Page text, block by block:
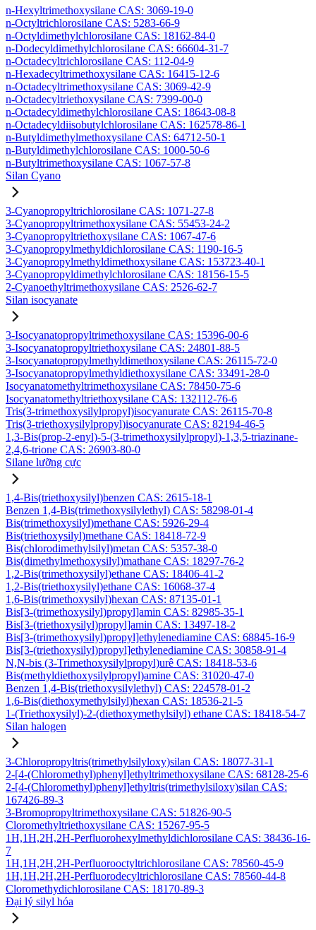
n-Hexyltrimethoxysilane CAS: 3069-19-0
n-Octyltrichlorosilane CAS: 5283-66-9
n-Octyldimethylchlorosilane CAS: 18162-84-0
n-Dodecyldimethylchlorosilane CAS: 66604-31-7
n-Octadecyltrichlorosilane CAS: 112-04-9
n-Hexadecyltrimethoxysilane CAS: 16415-12-6
n-Octadecyltrimethoxysilane CAS: 3069-42-9
n-Octadecyltriethoxysilane CAS: 7399-00-0
n-Octadecyldimethylchlorosilane CAS: 18643-08-8
n-Octadecyldiisobutylchlorosilane CAS: 162578-86-1
n-Butyldimethylmethoxysilane CAS: 64712-50-1
n-Butyldimethylchlorosilane CAS: 1000-50-6
n-Butyltrimethoxysilane CAS: 1067-57-8
Silan Cyano
3-Cyanopropyltrichlorosilane CAS: 1071-27-8
3-Cyanopropyltrimethoxysilane CAS: 55453-24-2
3-Cyanopropyltriethoxysilane CAS: 1067-47-6
3-Cyanopropylmethyldichlorosilane CAS: 1190-16-5
3-Cyanopropylmethyldimethoxysilane CAS: 153723-40-1
3-Cyanopropyldimethylchlorosilane CAS: 18156-15-5
2-Cyanoethyltrimethoxysilane CAS: 2526-62-7
Silan isocyanate
3-Isocyanatopropyltrimethoxysilane CAS: 15396-00-6
3-Isocyanatopropyltriethoxysilane CAS: 24801-88-5
3-Isocyanatopropylmethyldimethoxysilane CAS: 26115-72-0
3-Isocyanatopropylmethyldiethoxysilane CAS: 33491-28-0
Isocyanatomethyltrimethoxysilane CAS: 78450-75-6
Isocyanatomethyltriethoxysilane CAS: 132112-76-6
Tris(3-trimethoxysilylpropyl)isocyanurate CAS: 26115-70-8
Tris(3-triethoxysilylpropyl)isocyanurate CAS: 82194-46-5
1,3-Bis(prop-2-enyl)-5-(3-trimethoxysilylpropyl)-1,3,5-triazinane-
2,4,6-trione CAS: 26903-80-0
Silane lưỡng cực
1,4-Bis(triethoxysilyl)benzen CAS: 2615-18-1
Benzen 1,4-Bis(trimethoxysilylethyl) CAS: 58298-01-4
Bis(trimethoxysilyl)methane CAS: 5926-29-4
Bis(triethoxysilyl)methane CAS: 18418-72-9
Bis(chlorodimethylsilyl)metan CAS: 5357-38-0
Bis(dimethylmethoxysilyl)mathane CAS: 18297-76-2
1,2-Bis(trimethoxysilyl)ethane CAS: 18406-41-2
1,2-Bis(triethoxysilyl)ethane CAS: 16068-37-4
1,6-Bis(trimethoxysilyl)hexan CAS: 87135-01-1
Bis[3-(trimethoxysilyl)propyl]amin CAS: 82985-35-1
Bis[3-(triethoxysilyl)propyl]amin CAS: 13497-18-2
Bis[3-(trimethoxysilyl)propyl]ethylenediamine CAS: 68845-16-9
Bis[3-(triethoxysilyl)propyl]ethylenediamine CAS: 30858-91-4
N,N-bis (3-Trimethoxysilylpropyl)urê CAS: 18418-53-6
Bis(methyldiethoxysilylpropyl)amine CAS: 31020-47-0
Benzen 1,4-Bis(triethoxysilylethyl) CAS: 224578-01-2
1,6-Bis(diethoxymethylsilyl)hexan CAS: 18536-21-5
1-(Triethoxysilyl)-2-(diethoxymethylsilyl) ethane CAS: 18418-54-7
Silan halogen
3-Chloropropyltris(trimethylsilyloxy)silan CAS: 18077-31-1
2-[4-(Chloromethyl)phenyl]ethyltrimethoxysilane CAS: 68128-25-6
2-[4-(Chloromethyl)phenyl]ethyltris(trimethylsiloxy)silan CAS:
167426-89-3
3-Bromopropyltrimethoxysilane CAS: 51826-90-5
Cloromethyltriethoxysilane CAS: 15267-95-5
1H,1H,2H,2H-Perfluorohexylmethyldichlorosilane CAS: 38436-16-
7
1H,1H,2H,2H-Perfluorooctyltrichlorosilane CAS: 78560-45-9
1H,1H,2H,2H-Perfluorodecyltrichlorosilane CAS: 78560-44-8
Cloromethydichlorosilane CAS: 18170-89-3
Đại lý silyl hóa